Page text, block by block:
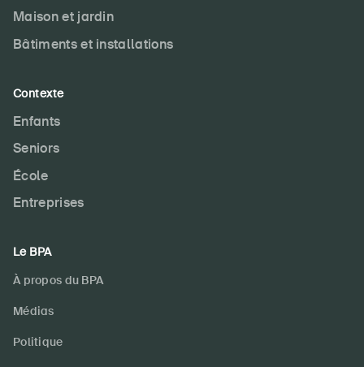
Maison et jardin
Bâtiments et installations
Contexte
Enfants
Seniors
École
Entreprises
Le BPA
À propos du BPA
Médias
Politique